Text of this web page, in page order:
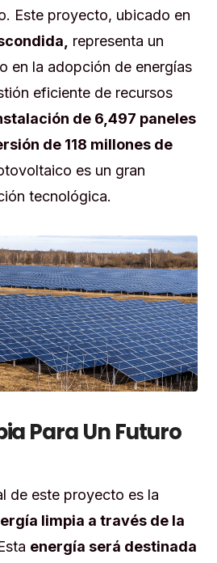
Este proyecto, ubicado en
representa un
en la adopción de energías
eficiente de recursos
de 6,497 paneles
de 118 millones de
es un gran
tecnológica.
Para Un Futuro
de este proyecto es la
limpia a través de la
energía será destinada